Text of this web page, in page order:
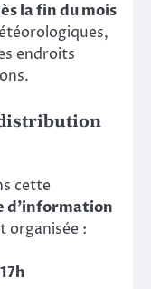
la fin du mois
endroits
cette
d’information
organisée :